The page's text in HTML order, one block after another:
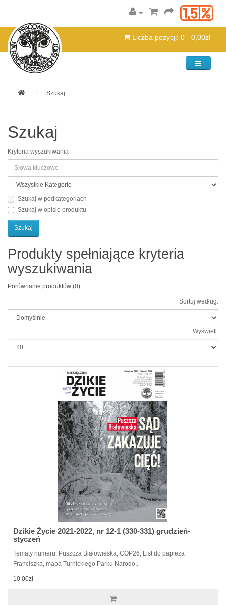
Liczba pozycji: 0 - 0,00zł
Kategorie
Szukaj
Szukaj
Kryteria wyszukiwania
Szukaj w podkategoriach
Szukaj w opisie produktu
Produkty spełniające kryteria
wyszukiwania
Porównanie produktów (0)
Sortuj według:
Wyświetl:
Dzikie Życie 2021-2022, nr 12-1 (330-331) grudzień-
styczeń
Tematy numeru: Puszcza Białowieska, COP26, List do papieża
Franciszka, mapa Turnickiego Parku Narodo..
10,00zł